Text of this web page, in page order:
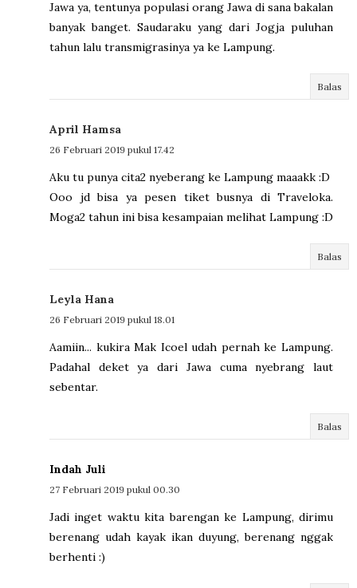
Jawa ya, tentunya populasi orang Jawa di sana bakalan
banyak banget. Saudaraku yang dari Jogja puluhan
tahun lalu transmigrasinya ya ke Lampung.
Balas
April Hamsa
26 Februari 2019 pukul 17.42
Aku tu punya cita2 nyeberang ke Lampung maaakk :D
Ooo jd bisa ya pesen tiket busnya di Traveloka.
Moga2 tahun ini bisa kesampaian melihat Lampung :D
Balas
Leyla Hana
26 Februari 2019 pukul 18.01
Aamiin... kukira Mak Icoel udah pernah ke Lampung.
Padahal deket ya dari Jawa cuma nyebrang laut
sebentar.
Balas
Indah Juli
27 Februari 2019 pukul 00.30
Jadi inget waktu kita barengan ke Lampung, dirimu
berenang udah kayak ikan duyung, berenang nggak
berhenti :)